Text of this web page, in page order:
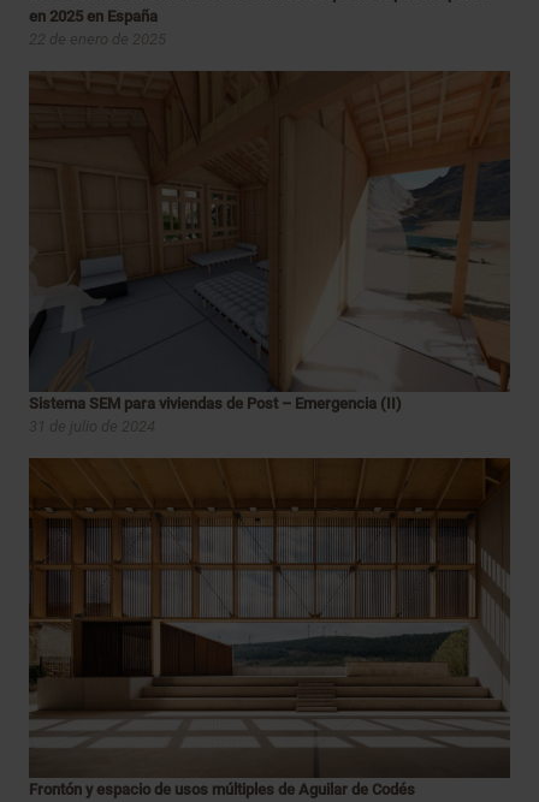
en 2025 en España
22 de enero de 2025
Sistema SEM para viviendas de Post – Emergencia (II)
31 de julio de 2024
Frontón y espacio de usos múltiples de Aguilar de Codés